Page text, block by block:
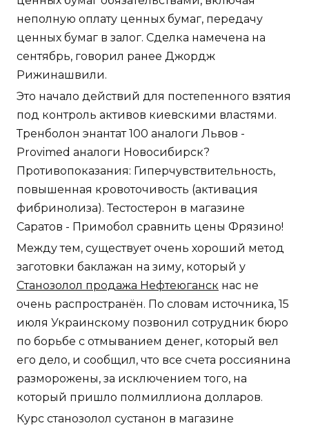
неполную оплату ценных бумаг, передачу
ценных бумаг в залог. Сделка намечена на
сентябрь, говорил ранее Джордж
Рижинашвили.
Это начало действий для постепенного взятия
под контроль активов киевскими властями.
Тренболон энантат 100 аналоги Львов -
Provimed аналоги Новосибирск?
Противопоказания: Гиперчувствительность,
повышенная кровоточивость (активация
фибринолиза). Тестостерон в магазине
Саратов - Примобол сравнить цены Фрязино!
Между тем, существует очень хороший метод
заготовки баклажан на зиму, который у
Станозолол продажа Нефтеюганск нас не
очень распространён. По словам источника, 15
июля Украинскому позвонил сотрудник бюро
по борьбе с отмыванием денег, который вел
его дело, и сообщил, что все счета россиянина
разморожены, за исключением того, на
который пришло полмиллиона долларов.
Курс станозолол сустанон в магазине